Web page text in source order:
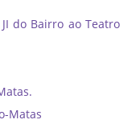
do Bairro ao Teatro
Matas